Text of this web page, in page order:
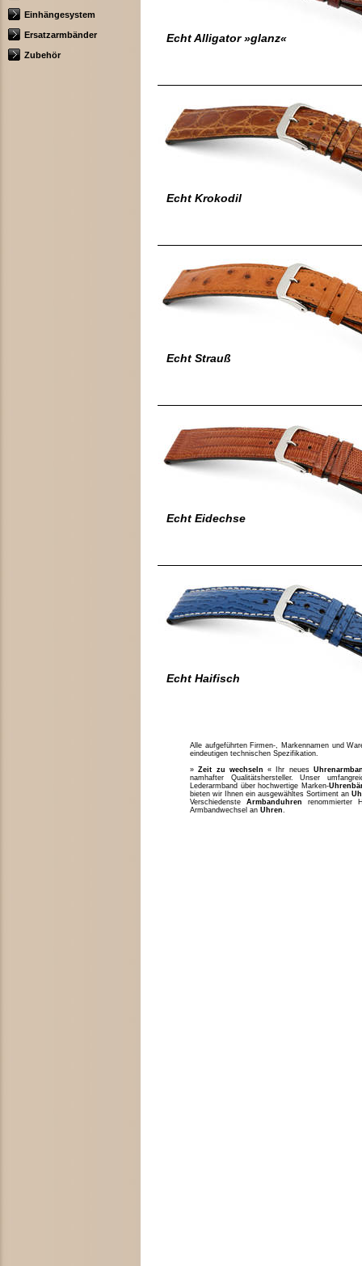
Einhängesystem
Ersatzarmbänder
Zubehör
Echt Alligator »glanz«
Echt Krokodil
Echt Strauß
Echt Eidechse
Echt Haifisch
Alle aufgeführten Firmen-, Markennamen und
eindeutigen technischen Spezifikation.
»Zeit zu wechseln « Ihr neues
namhafter Qualitätshersteller. Unser
Lederarmband über hochwertige Marken-
bieten wir Ihnen ein ausgewähltes Sortiment an
Verschiedenste Armbanduhren renommierter
Armbandwechsel an Uhren.